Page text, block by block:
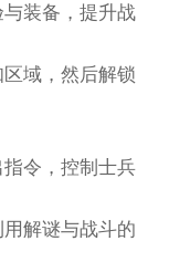
装备，提升战
域，然后解锁
令，控制士兵
解谜与战斗的